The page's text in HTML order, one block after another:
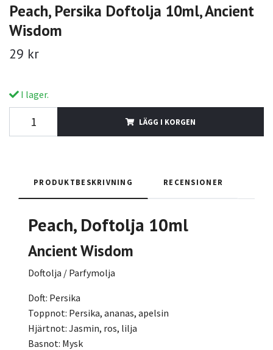
Peach, Persika Doftolja 10ml, Ancient
Wisdom
29 kr
I lager.
LÄGG I KORGEN
PRODUKTBESKRIVNING RECENSIONER
Peach, Doftolja 10ml
Ancient Wisdom
Doftolja / Parfymolja
Doft: Persika
Toppnot: Persika, ananas, apelsin
Hjärtnot: Jasmin, ros, lilja
Basnot: Mysk